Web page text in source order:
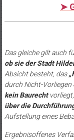
➤
Das gleiche gilt auch
ob sie der Stadt
Absicht besteht, das
durch Nicht-
kein Baurecht
über die
Aufstellung eines
Ergebnisoffenes